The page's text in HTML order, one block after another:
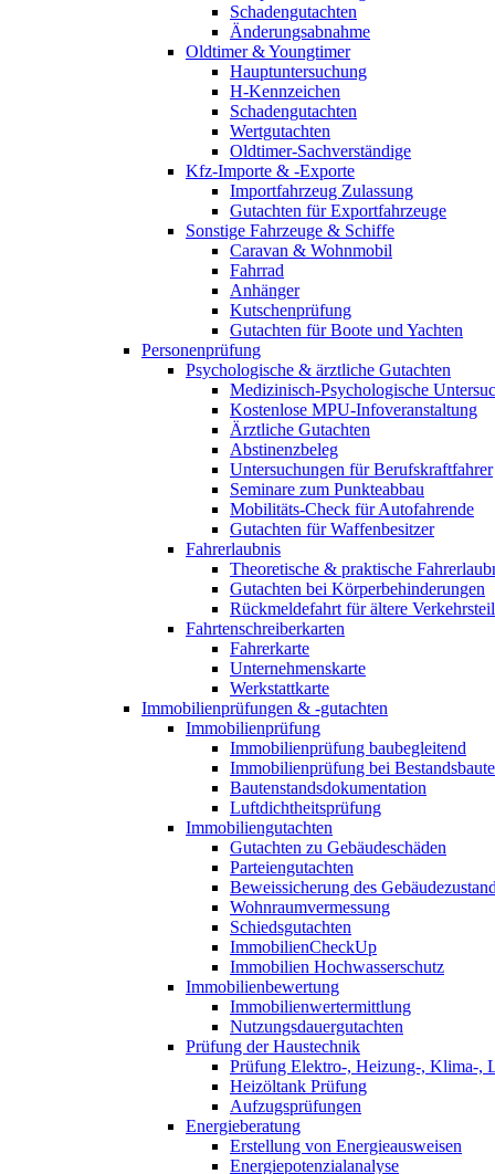
Schadengutachten
Änderungsabnahme
Oldtimer & Youngtimer
Hauptuntersuchung
H-Kennzeichen
Schadengutachten
Wertgutachten
Oldtimer-Sachverständige
Kfz-Importe & -Exporte
Importfahrzeug Zulassung
Gutachten für Exportfahrzeuge
Sonstige Fahrzeuge & Schiffe
Caravan & Wohnmobil
Fahrrad
Anhänger
Kutschenprüfung
Gutachten für Boote und Yachten
Personenprüfung
Psychologische & ärztliche Gutachten
Medizinisch-Psychologische
Kostenlose MPU-Infoveranstaltung
Ärztliche Gutachten
Abstinenzbeleg
Untersuchungen für Berufskraftfahrer
Seminare zum Punkteabbau
Mobilitäts-Check für Autofahrende
Gutachten für Waffenbesitzer
Fahrerlaubnis
Theoretische & praktische
Gutachten bei Körperbehinderungen
Rückmeldefahrt für ältere
Fahrtenschreiberkarten
Fahrerkarte
Unternehmenskarte
Werkstattkarte
Immobilienprüfungen & -gutachten
Immobilienprüfung
Immobilienprüfung baubegleitend
Immobilienprüfung bei
Bautenstandsdokumentation
Luftdichtheitsprüfung
Immobiliengutachten
Gutachten zu Gebäudeschäden
Parteiengutachten
Beweissicherung des
Wohnraumvermessung
Schiedsgutachten
ImmobilienCheckUp
Immobilien Hochwasserschutz
Immobilienbewertung
Immobilienwertermittlung
Nutzungsdauergutachten
Prüfung der Haustechnik
Prüfung Elektro-, Heizung-, Klima-,
Heizöltank Prüfung
Aufzugsprüfungen
Energieberatung
Erstellung von Energieausweisen
Energiepotenzialanalyse